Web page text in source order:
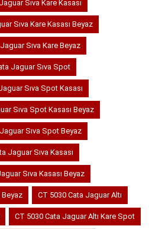
Sıva Kare Kasası
Sıva Kare Kasası Beyaz
Sıva Kare Beyaz
Jaguar Sıva Spot
Sıva Spot Kasası
Sıva Spot Kasası Beyaz
Sıva Spot Beyaz
Jaguar Sıva Kasası
Sıva Kasası Beyaz
Beyaz CT 5030 Cata Jaguar Altı
CT 5030 Cata Jaguar Altı Kare Spot